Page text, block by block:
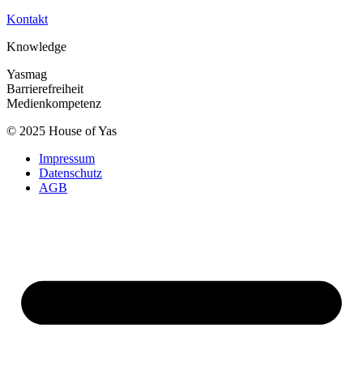
Kontakt
Knowledge
Yasmag
Barrierefreiheit
Medienkompetenz
© 2025 House of Yas
Impressum
Datenschutz
AGB